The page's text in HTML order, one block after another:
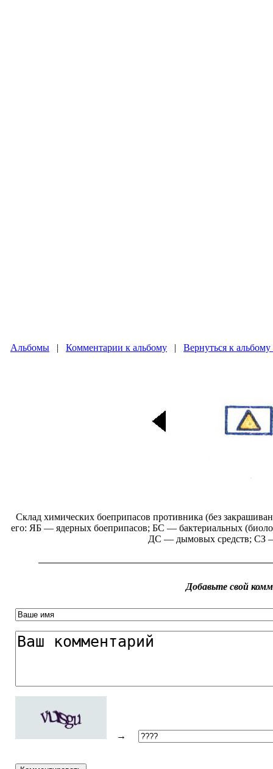
Альбомы | Комментарии к альбому | Вернуться к
Склад химических боеприпасов противника (без
его: ЯБ — ядерных боеприпасов; БС — бактериальных
ДС — дымовых средств; СЗ
Добавьте свой
→